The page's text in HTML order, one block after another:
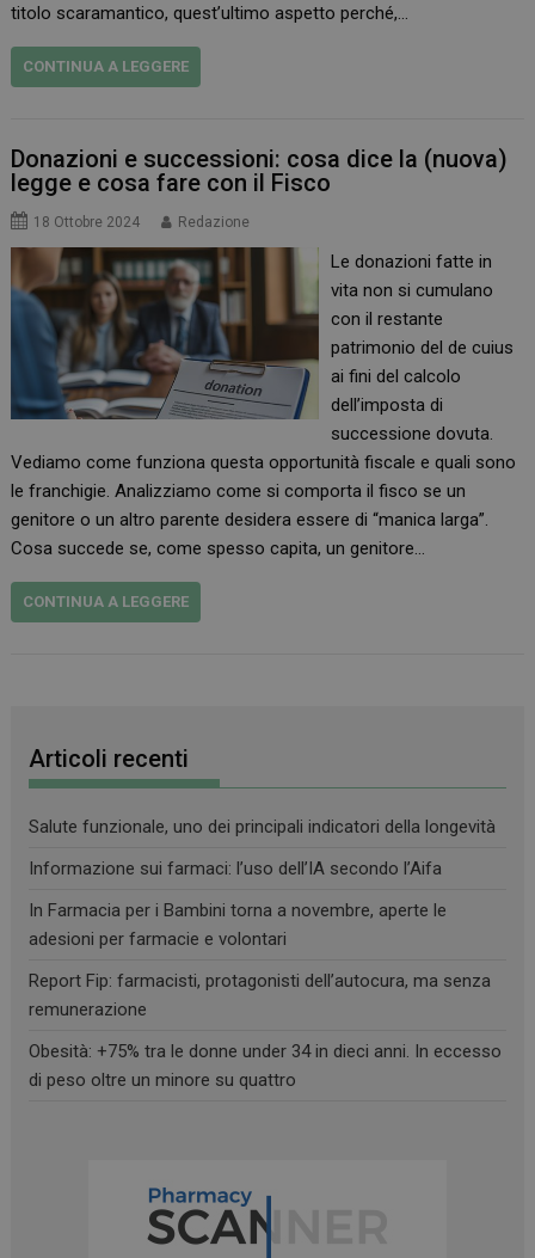
titolo scaramantico, quest’ultimo aspetto perché,…
CONTINUA A LEGGERE
Donazioni e successioni: cosa dice la (nuova)
legge e cosa fare con il Fisco
18 Ottobre 2024 Redazione
Le donazioni fatte in
vita non si cumulano
con il restante
patrimonio del de cuius
ai fini del calcolo
dell’imposta di
successione dovuta.
Vediamo come funziona questa opportunità fiscale e quali sono
le franchigie. Analizziamo come si comporta il fisco se un
genitore o un altro parente desidera essere di “manica larga”.
Cosa succede se, come spesso capita, un genitore…
CONTINUA A LEGGERE
Articoli recenti
Salute funzionale, uno dei principali indicatori della longevità
Informazione sui farmaci: l’uso dell’IA secondo l’Aifa
In Farmacia per i Bambini torna a novembre, aperte le
adesioni per farmacie e volontari
Report Fip: farmacisti, protagonisti dell’autocura, ma senza
remunerazione
Obesità: +75% tra le donne under 34 in dieci anni. In eccesso
di peso oltre un minore su quattro